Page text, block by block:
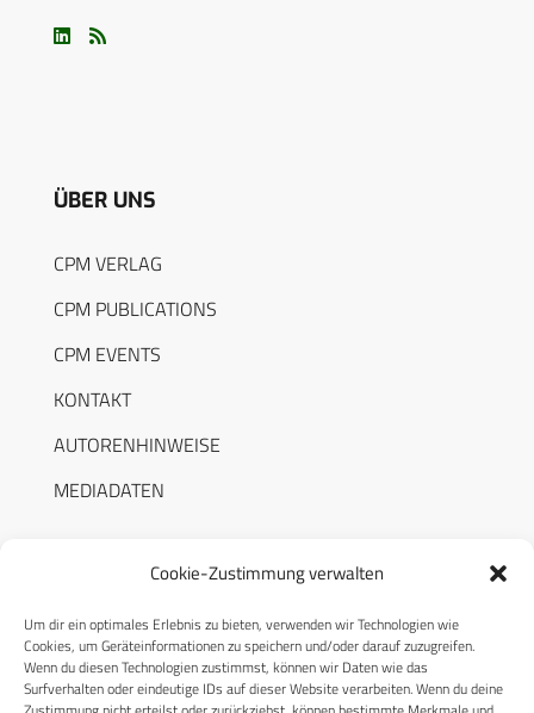
Cookie-Zustimmung verwalten
Um dir ein optimales Erlebnis zu bieten, verwenden wir Technologien wie
Cookies, um Geräteinformationen zu speichern und/oder darauf zuzugreifen.
Wenn du diesen Technologien zustimmst, können wir Daten wie das
Surfverhalten oder eindeutige IDs auf dieser Website verarbeiten. Wenn du deine
ÜBER UNS
CPM VERLAG
CPM PUBLICATIONS
CPM EVENTS
KONTAKT
AUTORENHINWEISE
MEDIADATEN
RECHTLICHES
Datenschutzerklärung